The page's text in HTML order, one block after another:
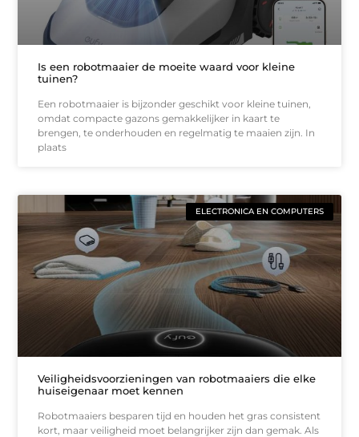
Is een robotmaaier de moeite waard voor kleine
tuinen?
Een robotmaaier is bijzonder geschikt voor kleine tuinen,
omdat compacte gazons gemakkelijker in kaart te
brengen, te onderhouden en regelmatig te maaien zijn. In
plaats
ELECTRONICA EN COMPUTERS
Veiligheidsvoorzieningen van robotmaaiers die elke
huiseigenaar moet kennen
Robotmaaiers besparen tijd en houden het gras consistent
kort, maar veiligheid moet belangrijker zijn dan gemak. Als